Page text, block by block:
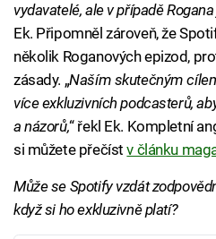
vydavatelé, ale v případě
Ek. Připomněl zároveň, že
několik Roganových epizod,
zásady. „Naším skutečným
více exkluzivních podcasterů,
a názorů,“ řekl Ek. Kompletní
si můžete přečístv článku
Může se Spotify vzdát
když si ho exkluzivně platí?